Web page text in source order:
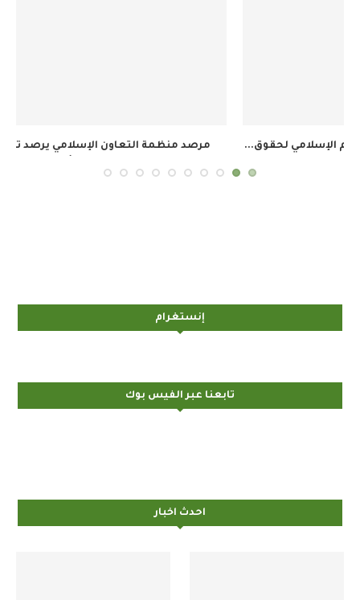
مرصد منظمة التعاون الإسلامي يرصد تصاعد الانتهاكات
إنستغرام
تابعنا عبر الفيس بوك
احدث اخبار